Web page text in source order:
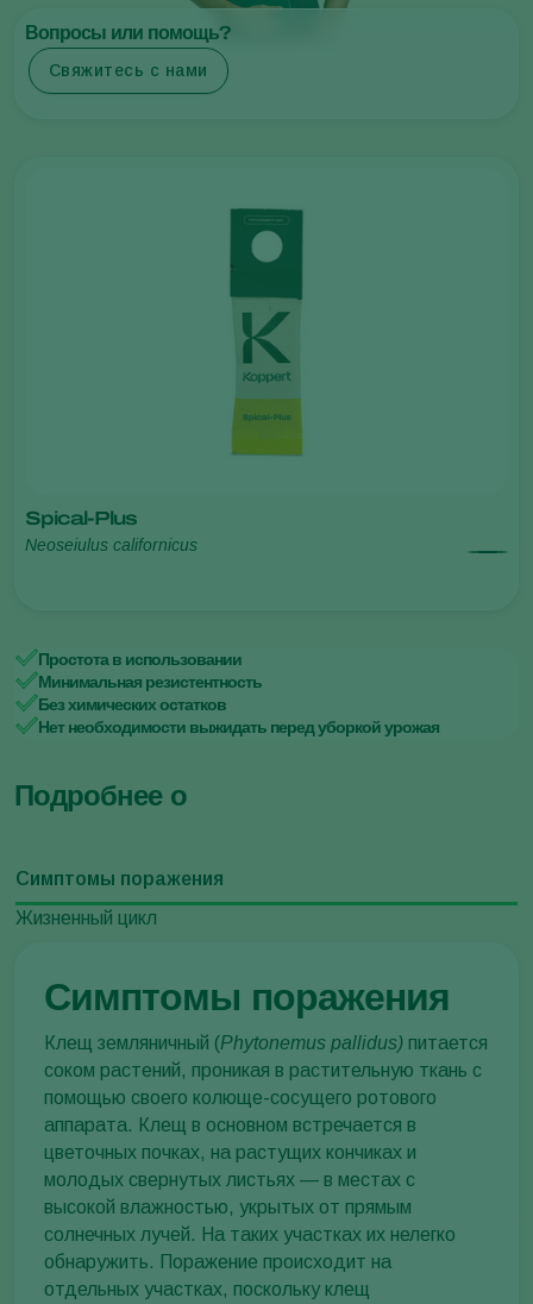
Spical-Plus
Neoseiulus californicus
Вопросы или помощь?
Свяжитесь с нами
Простота в использовании
Минимальная резистентность
Без химических остатков
Нет необходимости выжидать перед уборкой урожая
Подробнее о
Симптомы поражения
Жизненный цикл
Симптомы поражения
Клещ земляничный (Phytonemus pallidus) питается
соком растений, проникая в растительную ткань с
помощью своего колюще-сосущего ротового
аппарата. Клещ в основном встречается в
цветочных почках, на растущих кончиках и
молодых свернутых листьях — в местах с
высокой влажностью, укрытых от прямым
солнечных лучей. На таких участках их нелегко
обнаружить. Поражение происходит на
отдельных участках, поскольку клещ